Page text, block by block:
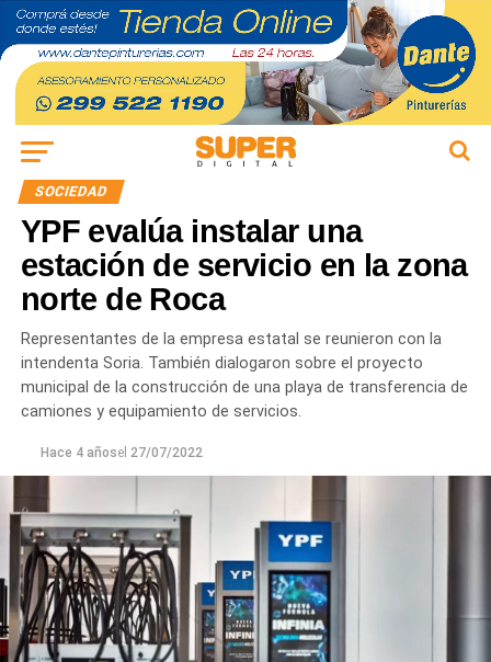
SOCIEDAD
YPF evalúa instalar una
estación de servicio en la zona
norte de Roca
Representantes de la empresa estatal se reunieron con la
intendenta Soria. También dialogaron sobre el proyecto
municipal de la construcción de una playa de transferencia de
camiones y equipamiento de servicios.
Hace 4 añosel 27/07/2022